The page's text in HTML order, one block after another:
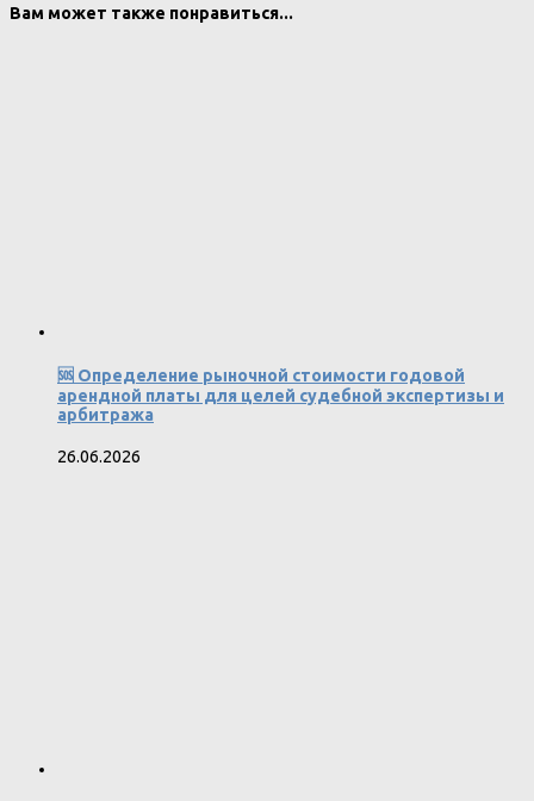
Вам может также понравиться...
🆘 Определение рыночной стоимости годовой
арендной платы для целей судебной экспертизы и
арбитража
26.06.2026